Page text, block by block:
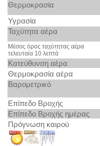
Θερμοκρασία
Υγρασία
Ταχύτητα αέρα
Μέσος όρος ταχύτητας αέρα
τελευταία 10 λεπτά
Κατεύθυνση αέρα
Θερμοκρασία αέρα
Βαρομετρικό
Επίπεδο Βροχής
Επίπεδο Βροχής ημέρας
Πρόγνωση καιρού